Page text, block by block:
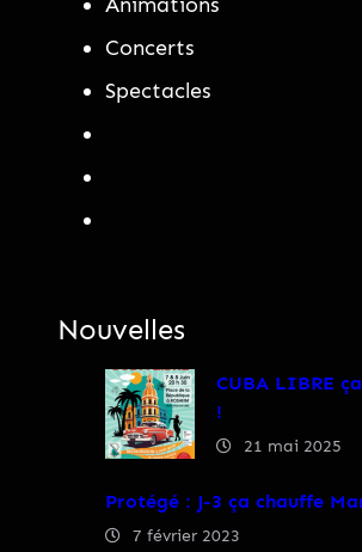
Concerts
Spectacles
Nouvelles
CUBA LIBRE
!
21 mai 2025
Protégé : J-3 ça chauffe
7 février 2023